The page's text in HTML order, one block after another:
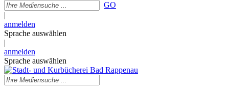
GO
|
anmelden
Sprache auswählen
|
anmelden
Sprache auswählen